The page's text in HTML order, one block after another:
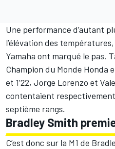
Une performance d’autant
l’élévation des
Yamaha ont marqué le pas.
Champion du Monde Honda
et 1’22, Jorge Lorenzo et
contentaient
septième rangs.
Bradley Smith
C’est donc sur la M1 de